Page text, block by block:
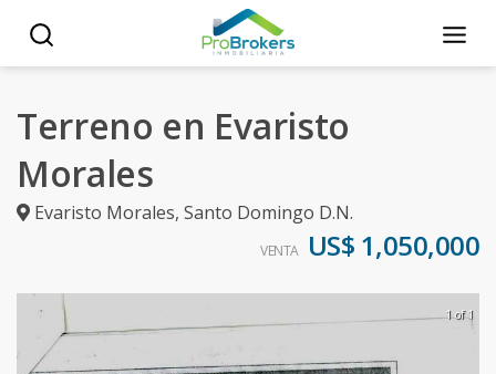
Terreno en Evaristo
Morales
Evaristo Morales, Santo Domingo D.N.
VENTA US$ 1,050,000
1 of 1